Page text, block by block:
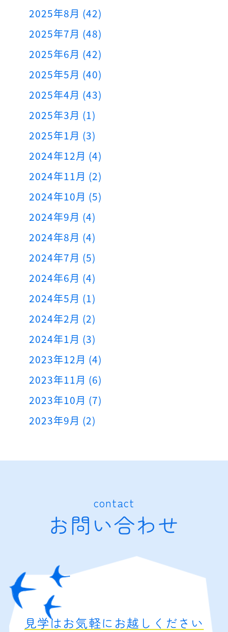
2025年8月 (42)
2025年7月 (48)
2025年6月 (42)
2025年5月 (40)
2025年4月 (43)
2025年3月 (1)
2025年1月 (3)
2024年12月 (4)
2024年11月 (2)
2024年10月 (5)
2024年9月 (4)
2024年8月 (4)
2024年7月 (5)
2024年6月 (4)
2024年5月 (1)
2024年2月 (2)
2024年1月 (3)
2023年12月 (4)
2023年11月 (6)
2023年10月 (7)
2023年9月 (2)
contact
お問い合わせ
見学はお気軽にお越しください